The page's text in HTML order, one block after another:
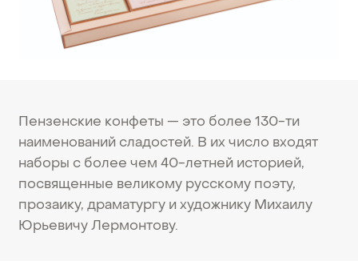
Пензенские конфеты — это более 130-ти
наименований сладостей. В их число входят
наборы с более чем 40-летней историей,
посвященные великому русскому поэту,
прозаику, драматургу и художнику Михаилу
Юрьевичу Лермонтову.